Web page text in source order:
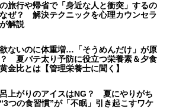
旅行や帰省で「身近な人と衝突」するの
ぜ？ 解決テクニックを心理カウンセラ
解説
ないのに体重増…「そうめんだけ」が原
夏バテ太り予防に役立つ栄養素＆夕食
金比とは【管理栄養士に聞く】
上がりのアイスはNG？ 夏にやりがち
つの食習慣”が「不眠」引き起こすワケ